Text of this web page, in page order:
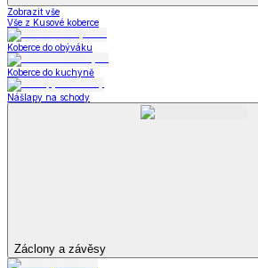
Zobrazit vše
Vše z Kusové koberce
Koberce do obýváku
Koberce do kuchyně
Nášlapy na schody
Záclony a závěsy